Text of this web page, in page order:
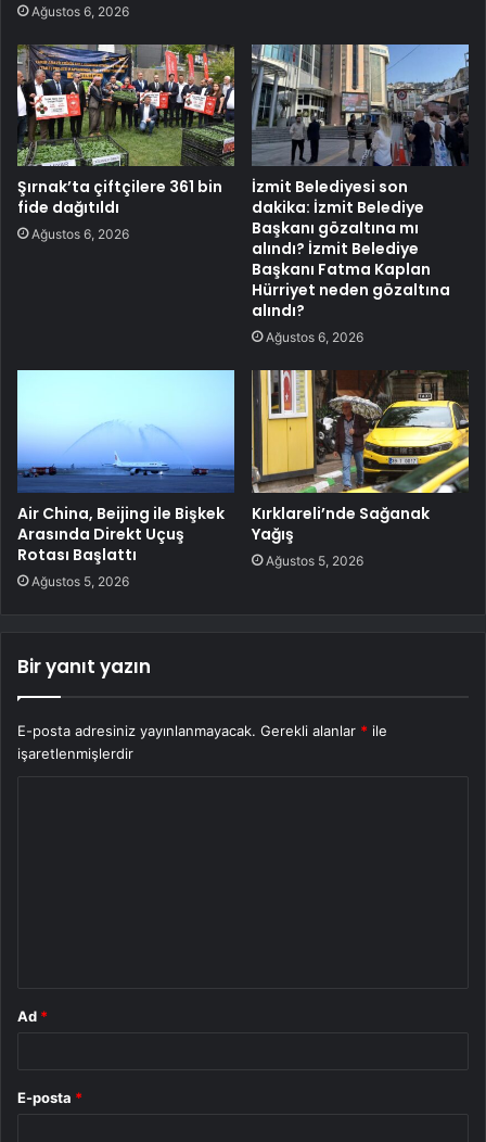
Ağustos 6, 2026
Şırnak’ta çiftçilere 361 bin
fide dağıtıldı
Ağustos 6, 2026
İzmit Belediyesi son
dakika: İzmit Belediye
Başkanı gözaltına mı
alındı? İzmit Belediye
Başkanı Fatma Kaplan
Hürriyet neden gözaltına
alındı?
Ağustos 6, 2026
Air China, Beijing ile Bişkek
Arasında Direkt Uçuş
Rotası Başlattı
Ağustos 5, 2026
Kırklareli’nde Sağanak
Yağış
Ağustos 5, 2026
Bir yanıt yazın
E-posta adresiniz yayınlanmayacak. Gerekli alanlar * ile
işaretlenmişlerdir
Ad *
E-posta *